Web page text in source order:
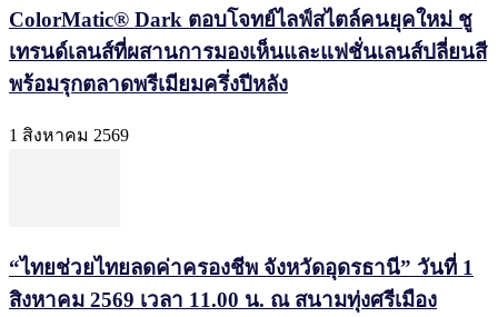
ColorMatic® Dark ตอบโจทย์ไลฟ์สไตล์คนยุคใหม่ ชู
เทรนด์เลนส์ที่ผสานการมองเห็นและแฟชั่นเลนส์ปลี่ยนสี
พร้อมรุกตลาดพรีเมียมครึ่งปีหลัง
1 สิงหาคม 2569
“ไทยช่วยไทยลดค่าครองชีพ จังหวัดอุดรธานี” วันที่ 1
สิงหาคม 2569 เวลา 11.00 น. ณ สนามทุ่งศรีเมือง